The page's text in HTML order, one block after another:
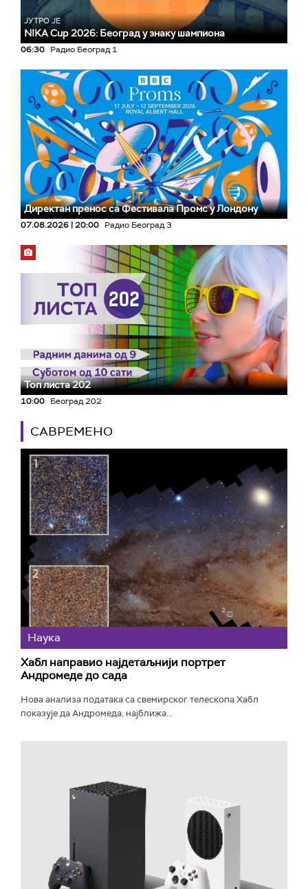
ЈУТРО ЈЕ
NIKA Cup 2026: Београд у знаку шампиона
06:30 Радио Београд 1
Директан пренос са Фестивала Промс у Лондону
07.08.2026 | 20:00 Радио Београд 3
Топ листа 202
10:00 Београд 202
САВРЕМЕНО
Наука
Хабл направио најдетаљнији портрет
Андромеде до сада
Нова анализа података са свемирског телескопа Хабл
показује да Андромеда, најближа...